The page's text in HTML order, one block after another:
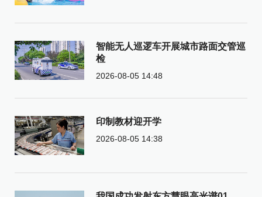
智能无人巡逻车开展城市路面交管巡
检
2026-08-05 14:48
印制教材迎开学
2026-08-05 14:38